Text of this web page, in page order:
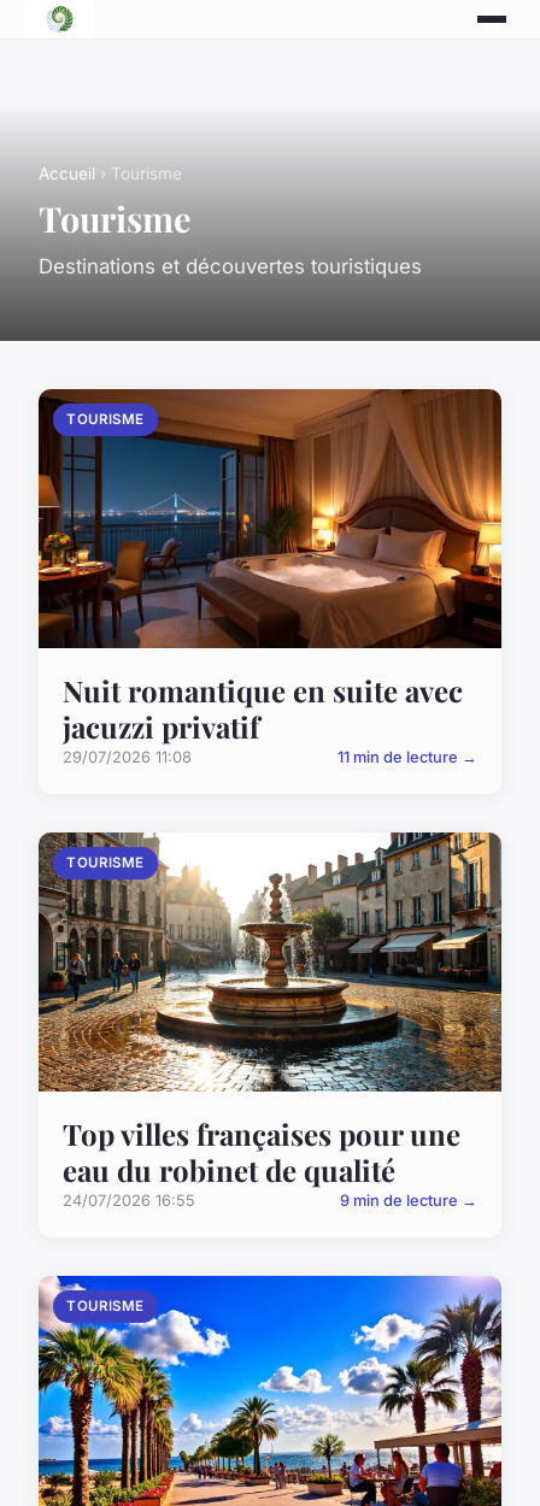
Accueil › Tourisme
Tourisme
Destinations et découvertes touristiques
TOURISME
Nuit romantique en suite avec
jacuzzi privatif
29/07/2026 11:08 11 min de lecture →
TOURISME
Top villes françaises pour une
eau du robinet de qualité
24/07/2026 16:55 9 min de lecture →
TOURISME